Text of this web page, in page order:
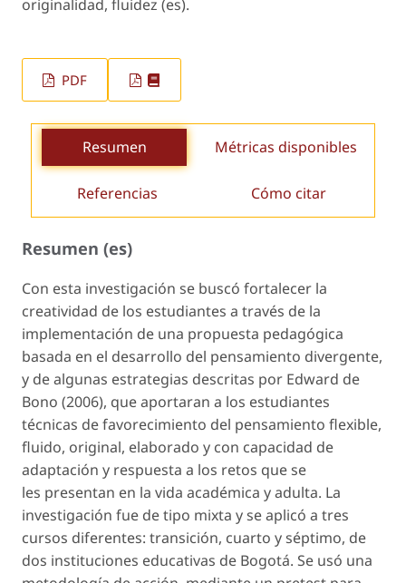
originalidad, fluidez (es).
PDF
Resumen Métricas disponibles
Referencias Cómo citar
Resumen (es)
Con esta investigación se buscó fortalecer la
creatividad de los estudiantes a través de la
implementación de una propuesta pedagógica
basada en el desarrollo del pensamiento divergente,
y de algunas estrategias descritas por Edward de
Bono (2006), que aportaran a los estudiantes
técnicas de favorecimiento del pensamiento flexible,
fluido, original, elaborado y con capacidad de
adaptación y respuesta a los retos que se
les presentan en la vida académica y adulta. La
investigación fue de tipo mixta y se aplicó a tres
cursos diferentes: transición, cuarto y séptimo, de
dos instituciones educativas de Bogotá. Se usó una